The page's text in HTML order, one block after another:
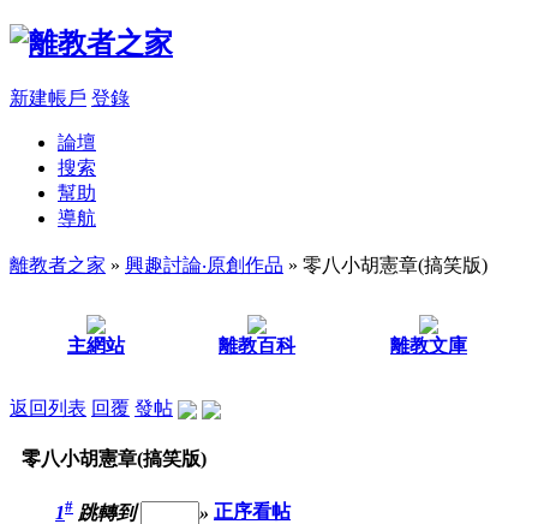
新建帳戶 登錄
論壇
搜索
幫助
導航
離教者之家 » 興趣討論‧原創作品 » 零八小胡憲章(搞笑版)
主網站 離教百科 離教文庫
返回列表 回覆 發帖
零八小胡憲章(搞笑版)
1# 跳轉到 » 正序看帖